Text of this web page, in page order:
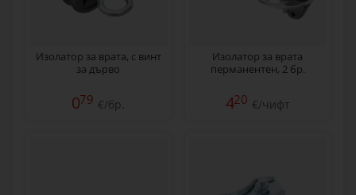
Изолатор за врата, с винт
за дърво
079 €/бр.
Изолатор за врата
перманентен, 2 бр.
420 €/чифт